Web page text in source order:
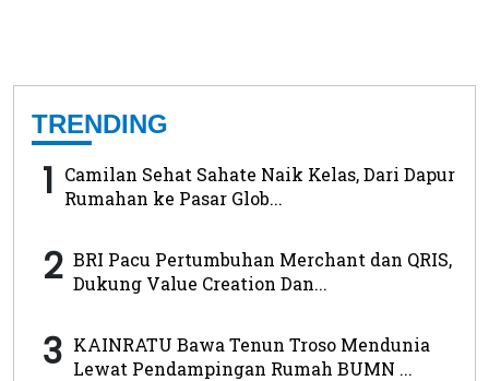
TRENDING
1 Camilan Sehat Sahate Naik Kelas, Dari Dapur
Rumahan ke Pasar Glob...
2 BRI Pacu Pertumbuhan Merchant dan QRIS,
Dukung Value Creation Dan...
3 KAINRATU Bawa Tenun Troso Mendunia
Lewat Pendampingan Rumah BUMN ...